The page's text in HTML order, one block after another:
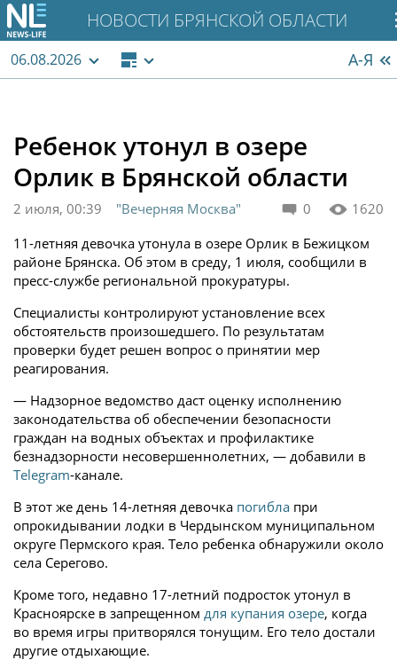
НОВОСТИ БРЯНСКОЙ ОБЛАСТИ
06.08.2026 А-Я
Ребенок утонул в озере
Орлик в Брянской области
0 1620
2 июля, 00:39
"Вечерняя Москва"
11-летняя девочка утонула в озере Орлик в Бежицком
районе Брянска. Об этом в среду, 1 июля, сообщили в
пресс-службе региональной прокуратуры.
Специалисты контролируют установление всех
обстоятельств произошедшего. По результатам
проверки будет решен вопрос о принятии мер
реагирования.
— Надзорное ведомство даст оценку исполнению
законодательства об обеспечении безопасности
граждан на водных объектах и профилактике
безнадзорности несовершеннолетних, — добавили в
Telegram-канале.
В этот же день 14-летняя девочка погибла при
опрокидывании лодки в Чердынском муниципальном
округе Пермского края. Тело ребенка обнаружили около
села Серегово.
Кроме того, недавно 17-летний подросток утонул в
Красноярске в запрещенном для купания озере, когда
во время игры притворялся тонущим. Его тело достали
другие отдыхающие.